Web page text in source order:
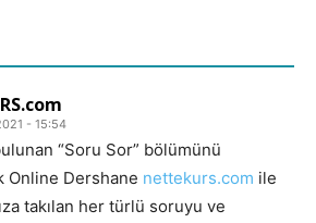
- 15:54
“Soru Sor” bölümünü
Online Dershane nettekurs.com ile
takılan her türlü soruyu ve